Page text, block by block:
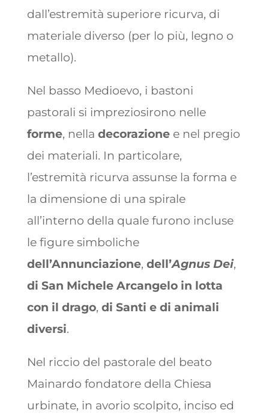
dall’estremità superiore ricurva, di
materiale diverso (per lo più, legno o
metallo).
Nel basso Medioevo, i bastoni
pastorali si impreziosirono nelle
forme, nella decorazionee nel pregio
dei materiali. In particolare,
l’estremità ricurva assunse la forma e
la dimensione di una spirale
all’interno della quale furono incluse
le figure simboliche
dell’Annunciazione, dell’Agnus Dei,
di San Michele Arcangelo in lotta
con il drago, di Santi e di animali
diversi.
Nel riccio del pastorale del beato
Mainardo fondatore della Chiesa
urbinate, in avorio scolpito, inciso ed